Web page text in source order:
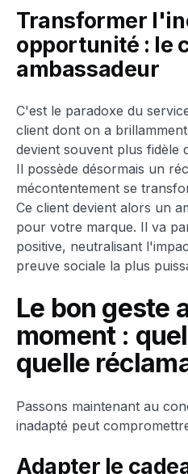
Transformer
opportunité : le
ambassadeur
C'est le paradoxe du
client dont on a
devient souvent plus fidèle
Il possède désormais un
mécontentement se
Ce client devient alors un
pour votre marque. Il va
positive, neutralisant
preuve sociale la plus
Le bon geste
moment :
quelle
Passons maintenant au
inadapté peut
Adapter le